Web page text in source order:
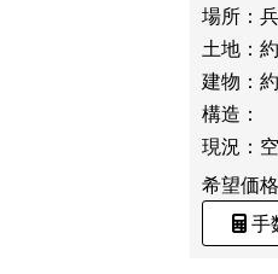
場所：
土地：
建物：
構造：
希望価格
手